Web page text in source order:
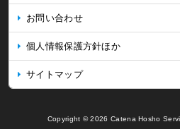
お問い合わせ
個人情報保護方針ほか
サイトマップ
Copyright © 2026 Catena Hosho